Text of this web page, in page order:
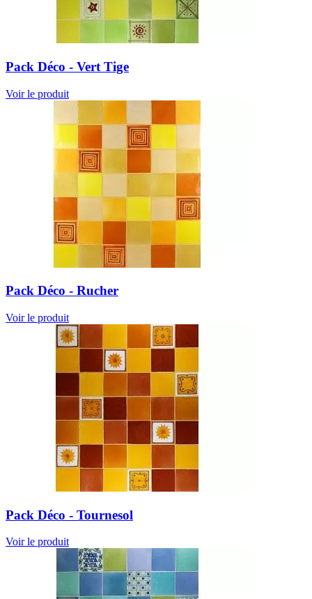
Pack Déco - Vert Tige
Voir le produit
Pack Déco - Rucher
Voir le produit
Pack Déco - Tournesol
Voir le produit